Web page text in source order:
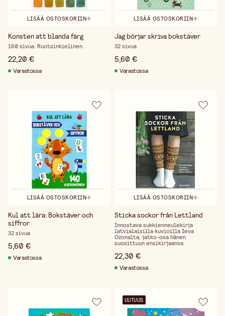
LISÄÄ OSTOSKORIIN
Konsten att blanda färg
160 sivua. Ruotsinkielinen.
22,20 €
Varastossa
LISÄÄ OSTOSKORIIN
Jag börjar skriva bokstäver
32 sivua
5,60 €
Varastossa
LISÄÄ OSTOSKORIIN
Kul att lära: Bokstäver och
siffror
32 sivua
5,60 €
Varastossa
LISÄÄ OSTOSKORIIN
Sticka sockor från Lettland
Innostava sukkienneulekirja
latvialaisilla kuvioilla Ieva
Ozonalta, jatko-osa hänen
suosittuun ensi­kirjaansa.
22,30 €
Varastossa
UUTUUS